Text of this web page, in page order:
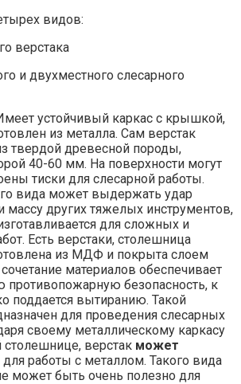
видов:
и двухместного слесарного
устойчивый каркас с крышкой,
из металла. Сам верстак
твердой древесной породы,
40-60 мм. На поверхности могут
тиски для слесарной работы.
вида может выдержать удар
массу других тяжелых инструментов,
для сложных и
Есть верстаки, столешница
из МДФ и покрыта слоем
материалов обеспечивает
безопасность, к
поддается вытиранию. Такой
для проведения слесарных
своему металлическому каркасу
столешнице, верстак может
для работы с металлом. Такого вида
может быть очень полезно для